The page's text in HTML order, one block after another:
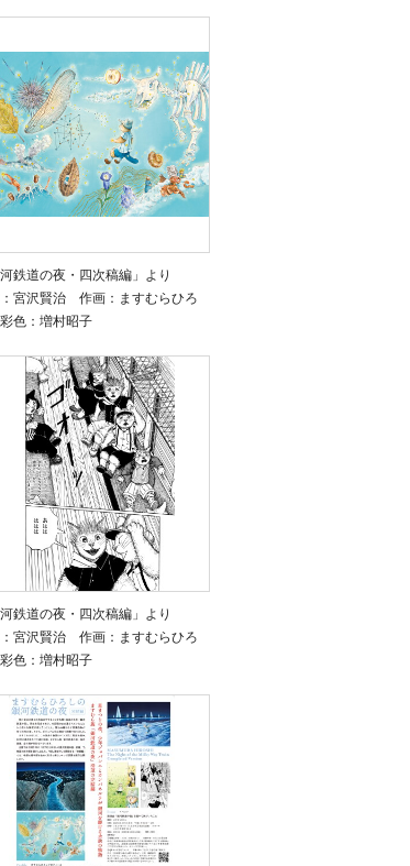
河鉄道の夜・四次稿編」より
宮沢賢治 作画：ますむらひろ
色：増村昭子
河鉄道の夜・四次稿編」より
宮沢賢治 作画：ますむらひろ
色：増村昭子